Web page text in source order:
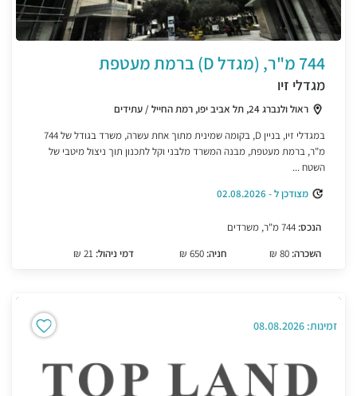
744 מ"ר, (מגדל D) ברמת מעטפת
מגדלי זיו
ראול ולנברג 24, תל אביב יפו, רמת החייל / עתידים
מ"ר, ברמת מעטפת, מבנה המשרד מלבני וקל לתכנון תוך ניצול מיטבי של
השטח ...
מצודכן ל - 02.08.2026
הנכס:
השכרה:
חניה: דמי ניהול: 21 ₪
זמינות: 08.08.2026